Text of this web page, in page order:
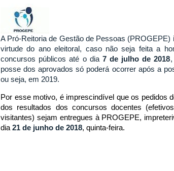
A Pró-Reitoria de Gestão de Pessoas (PROGEPE)
virtude do ano eleitoral, caso não seja feita a
concursos públicos até o dia 7 de julho de 2018
posse dos aprovados só poderá ocorrer após a
ou seja, em 2019.
Por esse motivo, é imprescindível que os pedidos
dos resultados dos concursos docentes
visitantes) sejam entregues à PROGEPE,
dia21 de junho de 2018, quinta-feira.